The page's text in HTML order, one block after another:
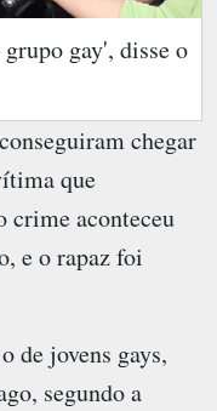
gay', disse o
chegar
que
crime aconteceu
e o rapaz foi
de jovens gays,
segundo a